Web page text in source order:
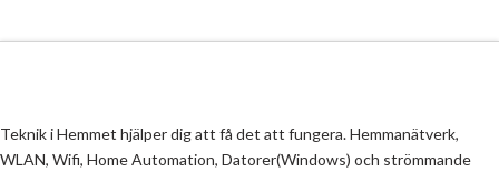
Teknik i Hemmet hjälper dig att få det att fungera. Hemmanätverk,
WLAN, Wifi, Home Automation, Datorer(Windows) och strömmande